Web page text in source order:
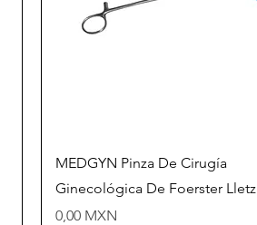
Vista rápida
MEDGYN Pinza De Cirugía
Ginecológica De Foerster Lletz
Precio
0,00 MXN